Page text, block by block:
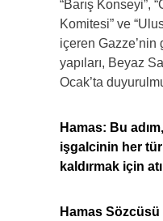
“Barış Konseyi”,
Komitesi” ve
içeren
yapıları, Beyaz
Ocak’ta
Hamas: Bu
işgalcinin her
kaldırmak için
Hamas Sözcüsü